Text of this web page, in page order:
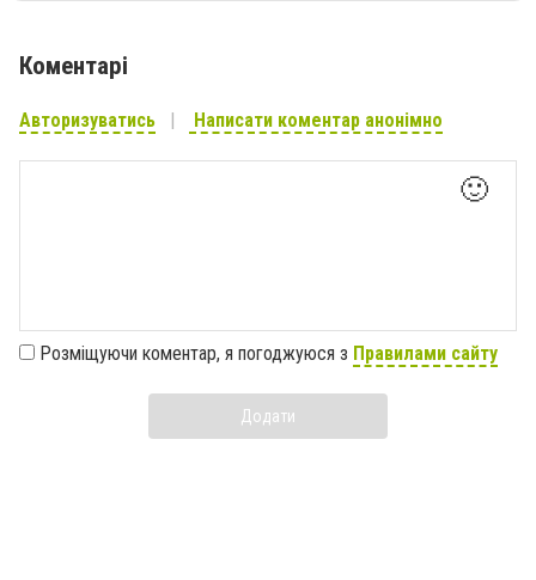
Коментарі
Авторизуватись Написати коментар анонімно
🙂
Розміщуючи коментар, я погоджуюся з Правилами сайту
Додати